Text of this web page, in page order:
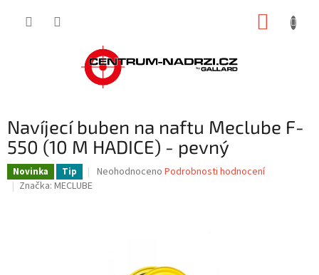
Navíjecí buben na naftu Meclube F-
550 (10 M HADICE) - pevný
Novinka Tip
Průměrné
hvězdiček.
Neohodnoceno Podrobnosti hodnocení
Značka: MECLUBE